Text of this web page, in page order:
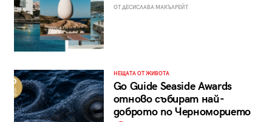
ОТ ДЕСИСЛАВА МАКЪЛРЕЙТ
НЕЩАТА ОТ ЖИВОТА
Go Guide Seaside Awards
отново събират най-
доброто по Черноморието